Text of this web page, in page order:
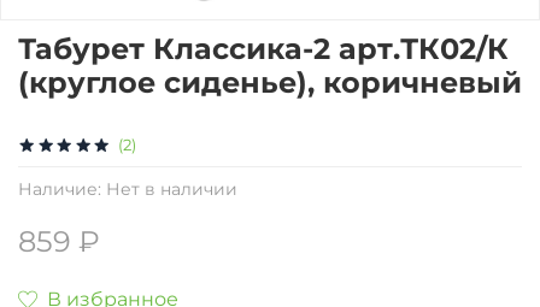
(2)
Наличие: Нет в наличии
Табурет Классика-2 арт.ТК02/К
(круглое сиденье), коричневый
859 ₽
В избранное